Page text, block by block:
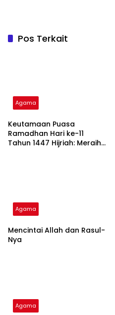
Pos Terkait
Agama
Keutamaan Puasa
Ramadhan Hari ke-11
Tahun 1447 Hijriah: Meraih
Agama
Mencintai Allah dan Rasul-
Nya
Agama